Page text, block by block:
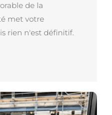
de la
met votre
rien n'est définitif.